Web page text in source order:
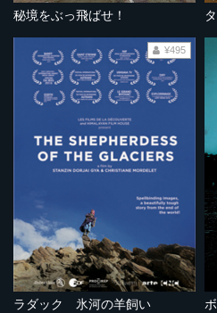
秘境をぶっ飛ばせ！
ラダック 氷河の羊飼い
¥495